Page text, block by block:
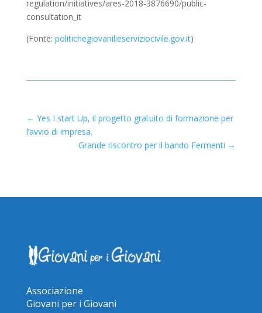
regulation/initiatives/ares-2018-3876690/public-
consultation_it
(Fonte: politichegiovanilieserviziocivile.gov.it)
← Yes I start Up, il progetto gratuito di formazione per
l’avvio di impresa.
Grande riscontro per il bando Fermenti →
Associazione
Giovani per i Giovani